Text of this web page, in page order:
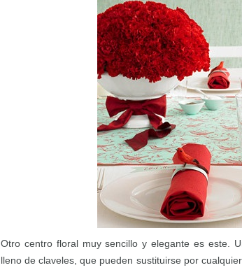
Otro centro floral muy sencillo y elegante es este.
lleno de claveles, que pueden sustituirse por